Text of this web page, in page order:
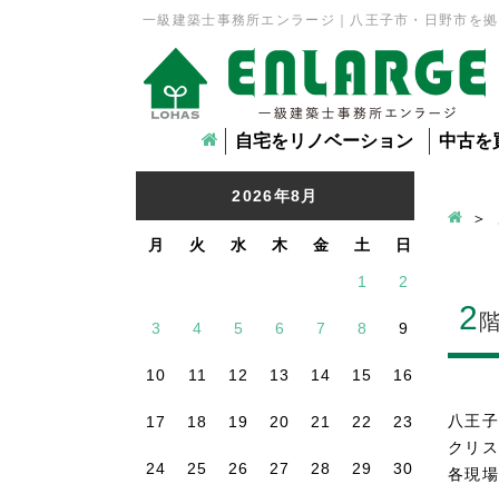
一級建築士事務所エンラージ｜八王子市・日野市を
自宅をリノベーション 中古を
2026年8月
月 火 水 木 金 土 日
1 2
3 4 5 6 7 8 9
10 11 12 13 14 15 16
17 18 19 20 21 22 23
24 25 26 27 28 29 30
2
八王
クリ
各現